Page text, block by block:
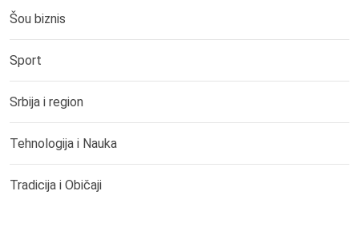
Šou biznis
Sport
Srbija i region
Tehnologija i Nauka
Tradicija i Običaji